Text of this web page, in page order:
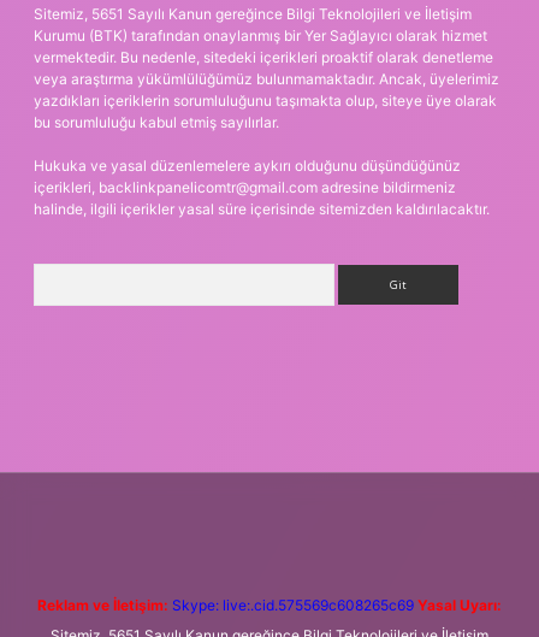
Sitemiz, 5651 Sayılı Kanun gereğince Bilgi Teknolojileri ve İletişim
Kurumu (BTK) tarafından onaylanmış bir Yer Sağlayıcı olarak hizmet
vermektedir. Bu nedenle, sitedeki içerikleri proaktif olarak denetleme
veya araştırma yükümlülüğümüz bulunmamaktadır. Ancak, üyelerimiz
yazdıkları içeriklerin sorumluluğunu taşımakta olup, siteye üye olarak
bu sorumluluğu kabul etmiş sayılırlar.
Hukuka ve yasal düzenlemelere aykırı olduğunu düşündüğünüz
içerikleri, backlinkpanelicomtr@gmail.com adresine bildirmeniz
halinde, ilgili içerikler yasal süre içerisinde sitemizden kaldırılacaktır.
Reklam ve İletişim: Skype: live:.cid.575569c608265c69 Yasal Uyarı: